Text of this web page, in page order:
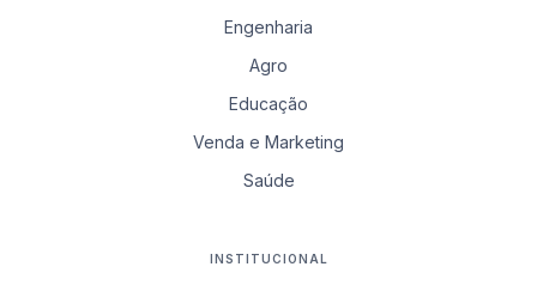
Engenharia
Agro
Educação
Venda e Marketing
Saúde
INSTITUCIONAL